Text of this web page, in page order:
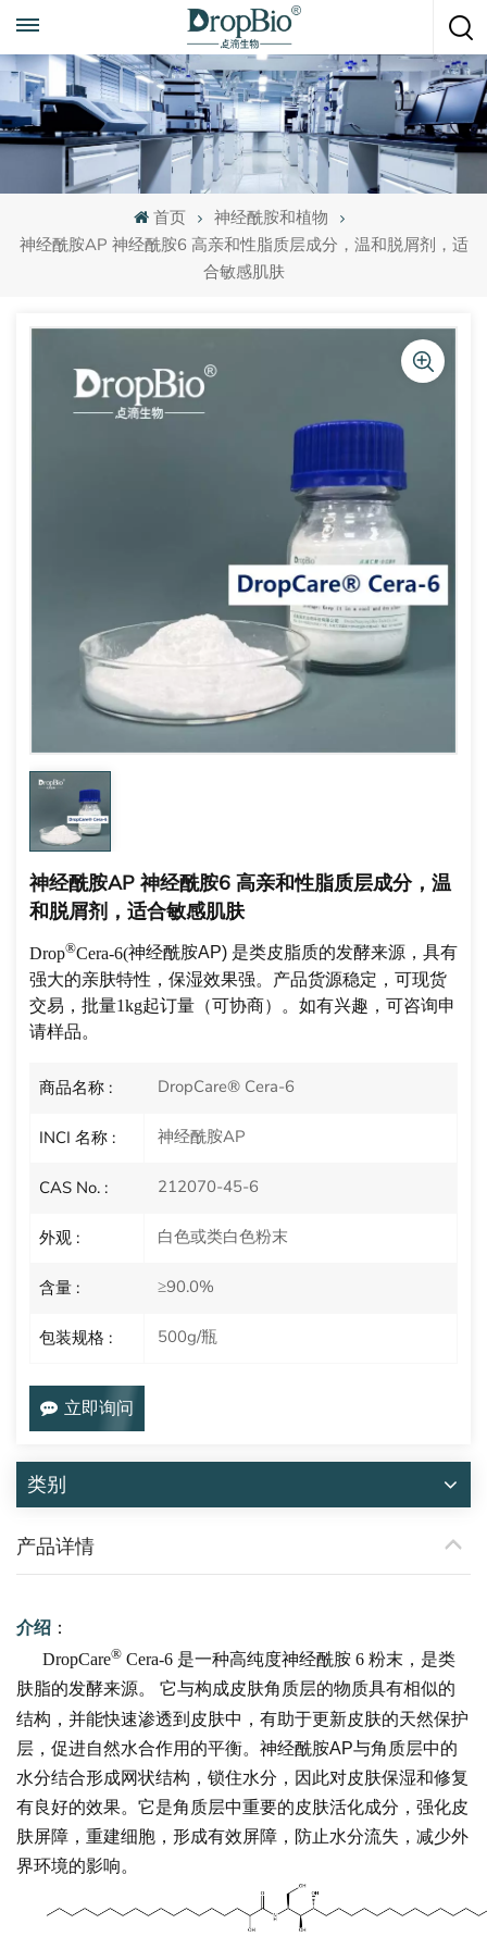
+86 15951008670
首页
神经酰胺和植物
神经酰胺AP 神经酰胺6 高亲和性脂质层成分，温和脱屑剂，适
合敏感肌肤
神经酰胺AP 神经酰胺6 高亲和性脂质层成分，温
和脱屑剂，适合敏感肌肤
Drop®Cera-6(神经酰胺AP) 是类皮脂质的发酵来源，具有
强大的亲肤特性 ，保湿效果强。 产品货源稳定，可现货
交易，批量1kg起订量（可协商）。如有兴趣，可咨询申
请样品。
商品名称 : DropCare® Cera-6
INCI 名称 : 神经酰胺AP
CAS No. : 212070-45-6
外观 : 白色或类白色粉末
含量 : ≥90.0%
包装规格 : 500g/瓶
立即询问
类别
产品详情
介绍 ：
DropCare® Cera-6 是一种高纯度神经酰胺 6 粉末，是类
肤脂的发酵来源。
它与构成皮肤角质层的物质具有相似的
结构，并能快速渗透到皮肤中，有助于更新皮肤的天然保护
层，促进自然水合作用的平衡。神经酰胺AP与角质层中的
水分结合形成网状结构，锁住水分，因此对皮肤保湿和修复
有良好的效果。它是角质层中重要的皮肤活化成分，强化皮
肤屏障，重建细胞，形成有效屏障，防止水分流失，减少外
界环境的影响。